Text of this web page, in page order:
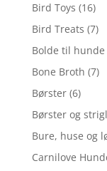
Bird Toys (16)
Bird Treats (7)
Bolde til hunde
Bone Broth (7)
Børster (6)
Børster og
Bure, huse og
Carnilove